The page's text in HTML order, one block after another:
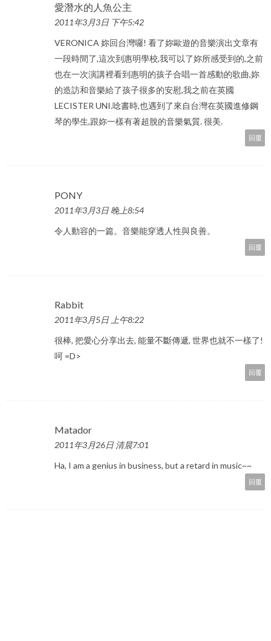
愛潛水的人魚公主
2011年3月3日 下午5:42
VERONICA 妳回台灣囉! 看了妳歐遊的音樂演出文章有
一段時間了,這次到惠明學校,我可以了妳所感受到的,之前
也在一次演講裡看到惠明的孩子合唱一首感動的歌曲,妳
的造訪和音樂給了孩子很多的安慰,我之前在英國
LECISTER UNI.唸書時,也遇到了來自台灣在英國進修鋼
琴的學生,跟妳一樣有著超脫的音樂氣質. 很美.
回覆
PONY
2011年3月3日 晚上8:54
令人動容的一篇。音樂能穿透人性與良善。
回覆
Rabbit
2011年3月5日 上午8:22
很棒, 把愛心分享出去, 能量不斷傳遞, 世界也就不一樣了!
呵 =D>
回覆
Matador
2011年3月26日 清晨7:01
Ha, I am a genius in business, but a retard in music~~
回覆